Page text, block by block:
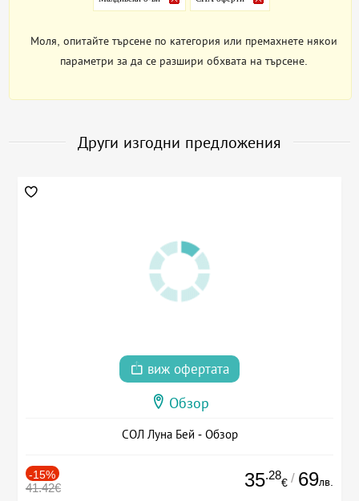
Моля, опитайте търсене по категория или премахнете някои
параметри за да се разшири обхвата на търсене.
Други изгодни предложения
виж офертата
Обзор
СОЛ Луна Бей - Обзор
-15%
41.42€ 35.28
€ / 69лв.